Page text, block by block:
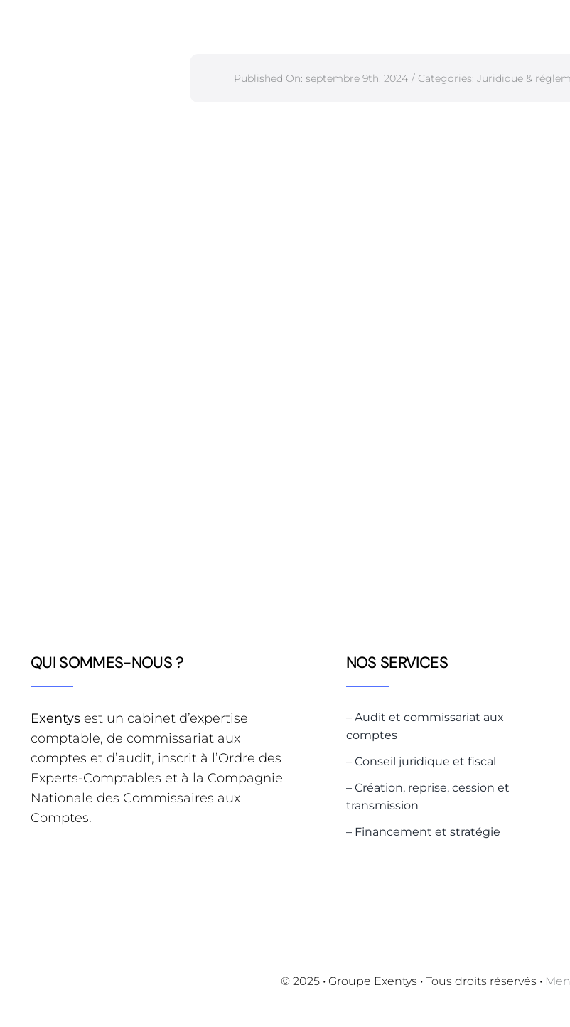
Published On: septembre 9th, 2024 / Categories: Juridique &
QUI SOMMES-NOUS ?
Exentys est un cabinet d’expertise
comptable, de commissariat aux
comptes et d’audit, inscrit à l’Ordre des
Experts-Comptables et à la Compagnie
Nationale des Commissaires aux
Comptes.
NOS SERVICES
– Audit et commissariat aux
comptes
– Conseil juridique et fiscal
– Création, reprise, cession et
transmission
– Financement et stratégie
© 2025 • Groupe Exentys • Tous droits réservés •